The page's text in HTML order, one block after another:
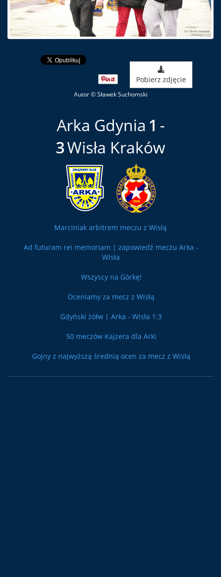
Pobierz zdjęcie
Autor © Sławek Suchomski
Arka Gdynia 1
3Wisła Kraków
Marciniak arbitrem meczu z Wisłą
Ad futuram rei memoriam | zapowiedź meczu Arka -
Wisła
Wszyscy na Górkę!
Oceniamy za mecz z Wisłą
Gdyński żółw | Arka - Wisła 1:3
50 meczów Kajzera dla Arki
Gojny z najwyższą średnią ocen za mecz z Wisłą